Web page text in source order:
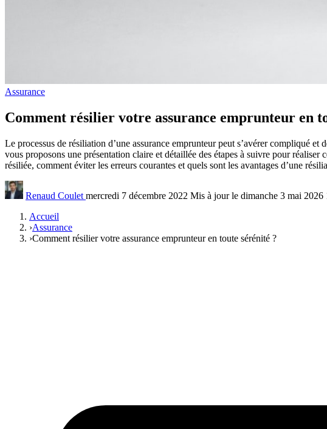
Assurance
Comment résilier votre assurance emprunteur en
Le processus de résiliation d’une assurance emprunteur peut s’avérer compliqué
vous proposons une présentation claire et détaillée des étapes à suivre pour
résiliée, comment éviter les erreurs courantes et quels sont les avantages d’une
Renaud Coulet mercredi 7 décembre 2022 Mis à jour le dimanche 3 mai 2026
Accueil
›Assurance
›Comment résilier votre assurance emprunteur en toute sérénité ?